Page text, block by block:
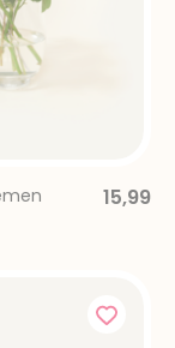
15,99